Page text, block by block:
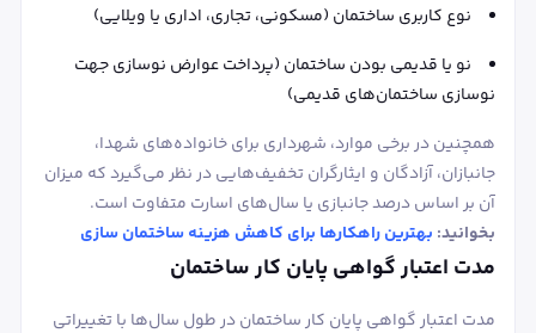
نوع کاربری ساختمان (مسکونی، تجاری، اداری یا ویلایی)
نو یا قدیمی بودن ساختمان (پرداخت عوارض نوسازی جهت
نوسازی ساختمان‌های قدیمی)
همچنین در برخی موارد، شهرداری برای خانواده‌های شهدا،
جانبازان، آزادگان و ایثارگران تخفیف‌هایی در نظر می‌گیرد که میزان
آن بر اساس درصد جانبازی یا سال‌های اسارت متفاوت است.
بخوانید: بهترین راهکارها برای کاهش هزینه ساختمان سازی
مدت اعتبار گواهی پایان کار ساختمان
مدت اعتبار گواهی پایان کار ساختمان در طول سال‌ها با تغییراتی